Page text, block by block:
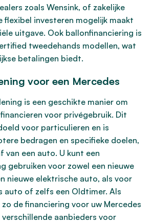
zoals Wensink, of zakelijke
flexibel investeren mogelijk maakt
uitgave. Ook ballonfinanciering is
tweedehands modellen, wat
betalingen biedt.
voor een Mercedes
is een geschikte manier om
voor privégebruik. Dit
voor particulieren en is
bedragen en specifieke doelen,
van een auto. U kunt een
gebruiken voor zowel een nieuwe
nieuwe elektrische auto, als voor
auto of zelfs een Oldtimer. Als
de financiering voor uw Mercedes
verschillende aanbieders voor